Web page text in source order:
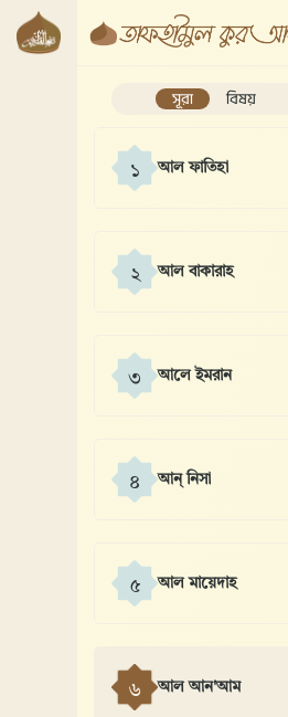
সূরা বিষয়
১ আল ফাতিহা
২ আল বাকারাহ
৩ আলে ইমরান
৪ আন্ নিসা
৫ আল মায়েদাহ
৬ আল আন'আম